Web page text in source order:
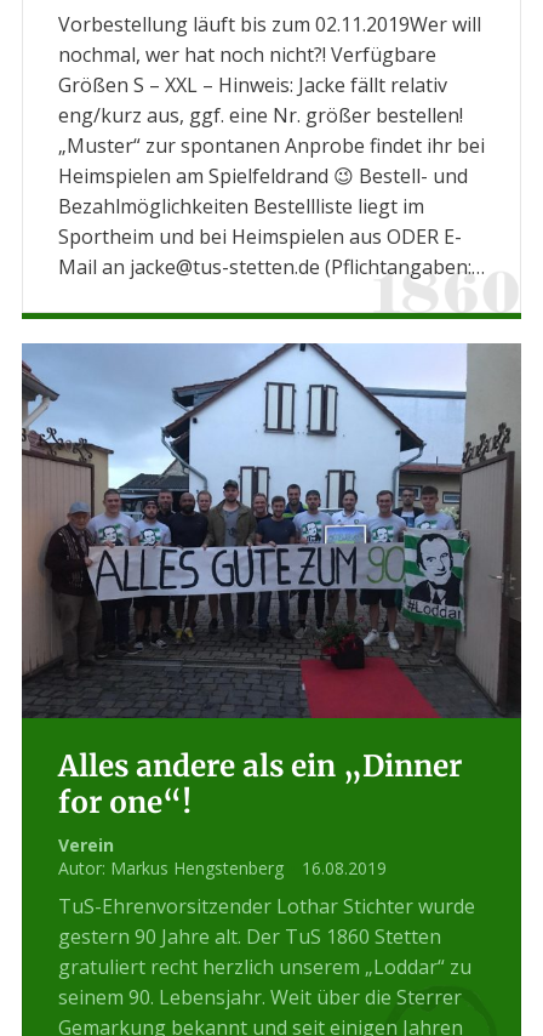
Vorbestellung läuft bis zum 02.11.2019Wer will
nochmal, wer hat noch nicht?! Verfügbare
Größen S – XXL – Hinweis: Jacke fällt relativ
eng/kurz aus, ggf. eine Nr. größer bestellen!
„Muster“ zur spontanen Anprobe findet ihr bei
Heimspielen am Spielfeldrand 😉 Bestell- und
Bezahlmöglichkeiten Bestellliste liegt im
Sportheim und bei Heimspielen aus ODER E-
Mail an jacke@tus-stetten.de (Pflichtangaben:…
Alles andere als ein „Dinner
for one“!
Verein
Autor: Markus Hengstenberg 16.08.2019
TuS-Ehrenvorsitzender Lothar Stichter wurde
gestern 90 Jahre alt. Der TuS 1860 Stetten
gratuliert recht herzlich unserem „Loddar“ zu
seinem 90. Lebensjahr. Weit über die Sterrer
Gemarkung bekannt und seit einigen Jahren